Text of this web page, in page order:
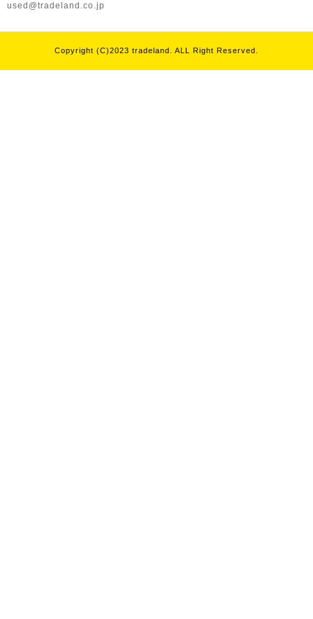
used@tradeland.co.jp
Copyright (C)2023 tradeland. ALL Right Reserved.